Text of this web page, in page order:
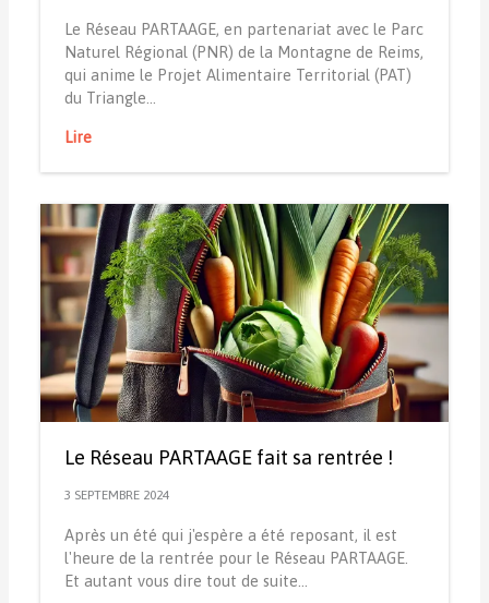
Le Réseau PARTAAGE, en partenariat avec le Parc
Naturel Régional (PNR) de la Montagne de Reims,
qui anime le Projet Alimentaire Territorial (PAT)
du Triangle…
Lire
Le Réseau PARTAAGE fait sa rentrée !
3 SEPTEMBRE 2024
Après un été qui j'espère a été reposant, il est
l'heure de la rentrée pour le Réseau PARTAAGE.
Et autant vous dire tout de suite…